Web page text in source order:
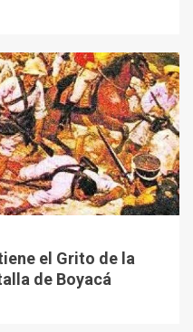
el Grito de la
de Boyacá